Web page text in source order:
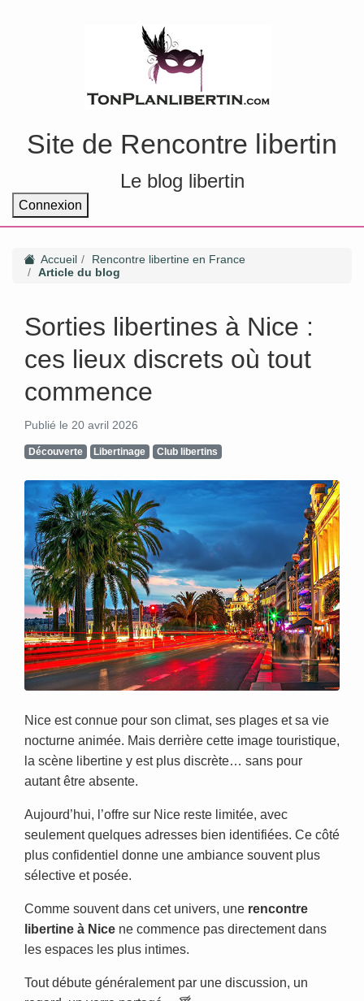
Site de Rencontre libertin
Le blog libertin
Connexion
Accueil
Rencontre libertine en France
Article du blog
Sorties libertines à Nice :
ces lieux discrets où tout
commence
Publié le 20 avril 2026
Découverte Libertinage Club libertins
Nice est connue pour son climat, ses plages et sa vie
nocturne animée. Mais derrière cette image touristique,
la scène libertine y est plus discrète… sans pour
autant être absente.
Aujourd’hui, l’offre sur Nice reste limitée, avec
seulement quelques adresses bien identifiées. Ce côté
plus confidentiel donne une ambiance souvent plus
sélective et posée.
Comme souvent dans cet univers, une rencontre
libertine à Nice ne commence pas directement dans
les espaces les plus intimes.
Tout débute généralement par une discussion, un